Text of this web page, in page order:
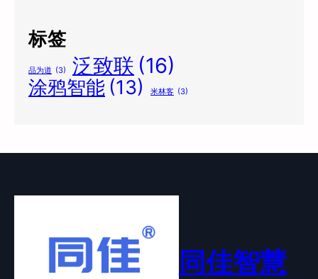
标签
品为道 (3) 泛致联 (16)
涂鸦智能 (13) 米林客 (3)
同佳智慧